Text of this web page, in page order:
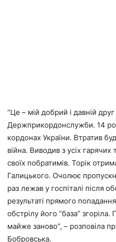
“Це – мій добрий і давній
Держприкордонслужби. 14
кордонах України. Втратив
війна. Виводив з усіх
своїх побратимів. Торік
Галицького. Очолює
раз лежав у госпіталі після
результаті прямого
обстрілу його “база”
майже заново”, – розповіла
Бобровська.